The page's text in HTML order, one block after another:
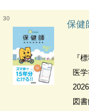
30
保健
『
医
図